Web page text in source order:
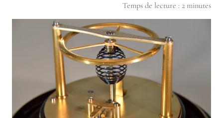
Temps de lecture : 2 minutes